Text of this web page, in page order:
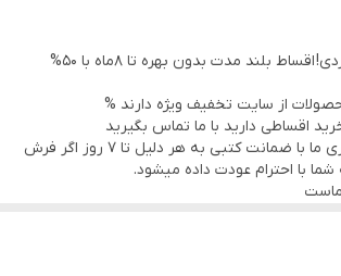
.از ما قسطی بخری بردی! اقساط بلند مدت بدون بهره تا 8ماه با 50%
از سایت تخفیف ویژه دارند %
اقساطی دارید با ما تماس بگیرید
تمامی فرش های گالری ما با ضمانت کتبی به هر دلیل تا 7 روز اگر فرش
با احترام عودت داده میشود.
میشود